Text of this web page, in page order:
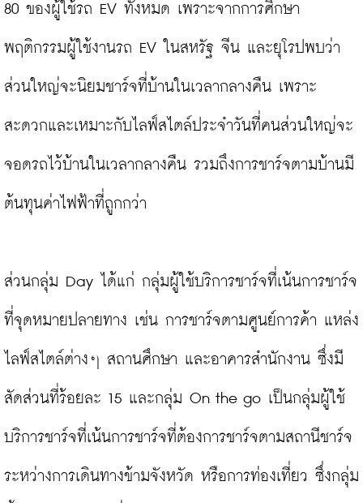
80 ของผู้ใช้รถ EV ทั้งหมด เพราะจากการศึกษา
พฤติกรรมผู้ใช้งานรถ EV ในสหรัฐ จีน และยุโรปพบว่า
ส่วนใหญ่จะนิยมชาร์จที่บ้านในเวลากลางคืน เพราะ
สะดวกและเหมาะกับไลฟ์สไตล์ประจำวันที่คนส่วนใหญ่จะ
จอดรถไว้บ้านในเวลากลางคืน รวมถึงการชาร์จตามบ้านมี
ต้นทุนค่าไฟฟ้าที่ถูกกว่า
ส่วนกลุ่ม Day ได้แก่ กลุ่มผู้ใช้บริการชาร์จที่เน้นการชาร์จ
ที่จุดหมายปลายทาง เช่น การชาร์จตามศูนย์การค้า แหล่ง
ไลฟ์สไตล์ต่างๆ สถานศึกษา และอาคารสำนักงาน ซึ่งมี
สัดส่วนที่ร้อยละ 15 และกลุ่ม On the go เป็นกลุ่มผู้ใช้
บริการชาร์จที่เน้นการชาร์จที่ต้องการชาร์จตามสถานีชาร์จ
ระหว่างการเดินทางข้ามจังหวัด หรือการท่องเที่ยว ซึ่งกลุ่ม